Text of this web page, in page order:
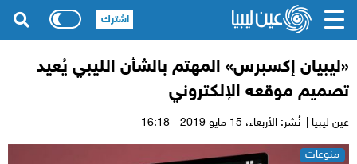
«ليبيان إكسبرس» المهتم بالشأن الليبي يُعيد
تصميم موقعه الإلكتروني
عين ليبيا | نُشر: الأربعاء،
منوعات
اشترك